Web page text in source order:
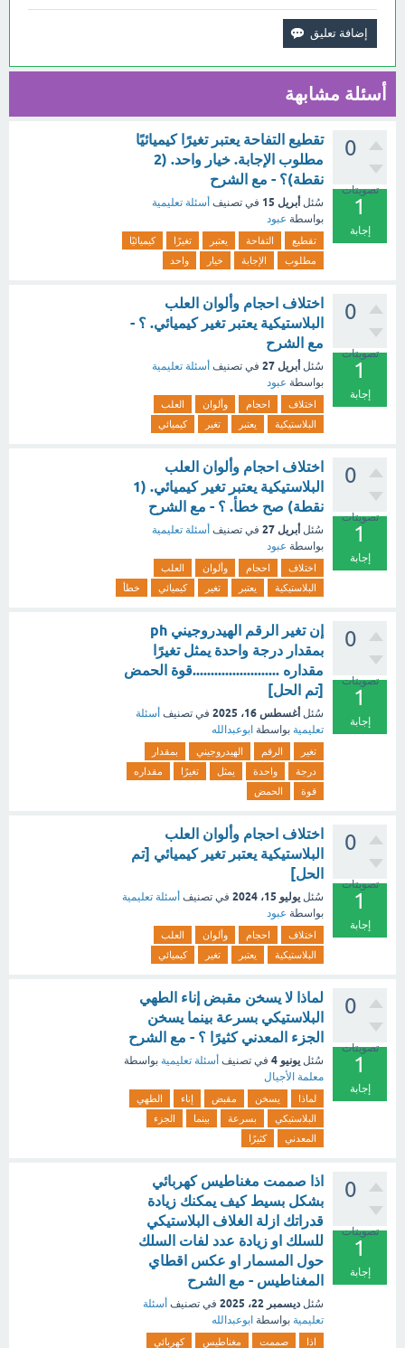
أسئلة مشابهة
0
تصويتات
1
إجابة
تقطيع التفاحة يعتبر تغيرًا كيميائيًا
مطلوب الإجابة. خيار واحد. (2
نقطة)؟ - مع الشرح
سُئل أبريل 15 في تصنيف أسئلة تعليمية
بواسطة عبود
تقطيع التفاحة يعتبر تغيرًا
كيميائيًا
مطلوب
الإجابة خيار واحد
0
تصويتات
1
إجابة
اختلاف احجام وألوان العلب
البلاستيكية يعتبر تغير كيميائي. ؟ -
مع الشرح
سُئل أبريل 27 في تصنيف أسئلة تعليمية
بواسطة عبود
اختلاف احجام وألوان
العلب
البلاستيكية
يعتبر تغير كيميائي
0
تصويتات
1
إجابة
اختلاف احجام وألوان العلب
البلاستيكية يعتبر تغير كيميائي. (1
نقطة) صح خطأ. ؟ - مع الشرح
سُئل أبريل 27 في تصنيف أسئلة تعليمية
بواسطة عبود
اختلاف احجام وألوان
العلب
البلاستيكية
يعتبر تغير كيميائي خطأ
0
تصويتات
1
إجابة
إن تغير الرقم الهيدروجيني ph
بمقدار درجة واحدة يمثل تغيرًا
مقداره ........................قوة الحمض
[تم الحل]
سُئل أغسطس 16، 2025 في تصنيف أسئلة
تعليمية بواسطة ابوعبدالله
تغير الرقم الهيدروجيني
بمقدار
درجة
واحدة يمثل تغيرًا
مقداره
قوة
الحمض
0
تصويتات
1
إجابة
اختلاف احجام وألوان العلب
البلاستيكية يعتبر تغير كيميائي [تم
الحل]
سُئل يوليو 15، 2024 في تصنيف أسئلة تعليمية
بواسطة عبود
اختلاف احجام وألوان
العلب
البلاستيكية
يعتبر تغير كيميائي
0
تصويتات
1
إجابة
لماذا لا يسخن مقبض إناء الطهي
البلاستيكي بسرعة بينما يسخن
الجزء المعدني كثيرًا ؟ - مع الشرح
سُئل يونيو 4 في تصنيف أسئلة تعليمية بواسطة
معلمة الأجيال
لماذا يسخن مقبض إناء
الطهي
البلاستيكي
بسرعة بينما
الجزء
المعدني
كثيرًا
0
تصويتات
1
إجابة
اذا صممت مغناطيس كهربائي
بشكل بسيط كيف يمكنك زيادة
قدراتك ازلة الغلاف البلاستيكي
للسلك او زيادة عدد لفات السلك
حول المسمار او عكس اقطاي
المغناطيس - مع الشرح
سُئل ديسمبر 22، 2025 في تصنيف أسئلة
تعليمية بواسطة ابوعبدالله
اذا صممت مغناطيس
كهربائي